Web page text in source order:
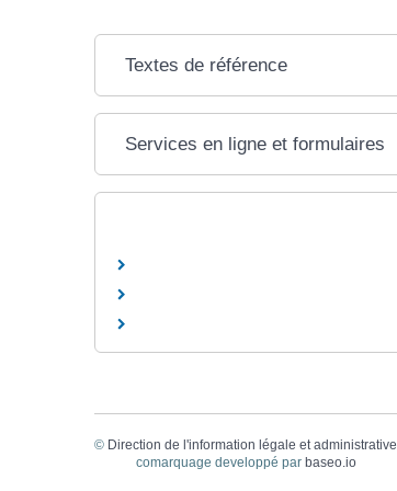
Textes de référence
Services en ligne et formulaires
© Direction de l'information légale et administrative
comarquage developpé par baseo.io